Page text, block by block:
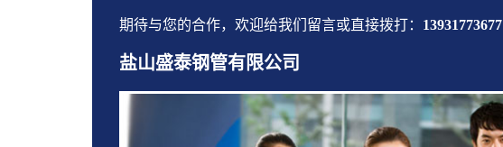
期待与您的合作，欢迎给我们留言或直接拨打： 13931773677
盐山盛泰钢管有限公司